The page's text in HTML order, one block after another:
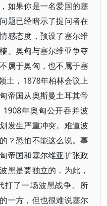
如果你是一名爱国的塞
题已经暗示了提问者在
感态度，预设了塞尔维
。奥匈与塞尔维亚争夺
属于奥匈，也不属于塞
土，1878年柏林会议上
帝国从奥斯曼土耳其帝
年奥匈公开吞并波
发生严重冲突。难道波
？恐怕不能这么说。事
帝国和塞尔维亚扩张政
黑是要独立的，为此，
打了一场波黑战争。所
一方，但也很难说塞尔